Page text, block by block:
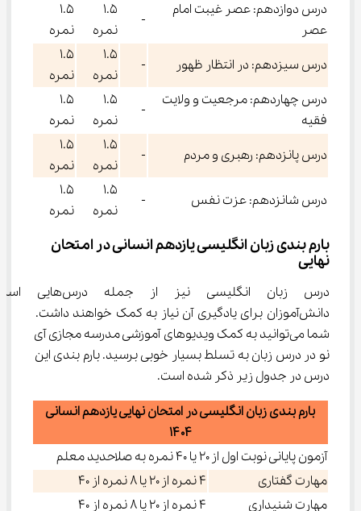
درس دوازدهم: عصر غیبت امام
عصر
-
۱.۵
نمره
۱.۵
نمره
درس سیزدهم: در انتظار ظهور
-
۱.۵
نمره
۱.۵
نمره
درس چهاردهم: مرجعیت و ولایت
فقیه
-
۱.۵
نمره
۱.۵
نمره
درس پانزدهم: رهبری و مردم
-
۱.۵
نمره
۱.۵
نمره
درس شانزدهم: عزت نفس
-
۱.۵
نمره
۱.۵
نمره
بارم بندی زبان انگلیسی یازدهم انسانی در امتحان
نهایی
درس زبان انگلیسی نیز از
دانش‌آموزان برای یادگیری آن نیاز به کمک خواهند داشت.
شما می‌توانید به کمک ویدیوهای آموزشی مدرسه مجازی آی
نو در درس زبان به تسلط بسیار خوبی برسید. بارم بندی این
درس در جدول زیر ذکر شده است.
بارم بندی زبان انگلیسی در امتحان نهایی یازدهم انسانی
۱۴۰۴
آزمون پایانی نوبت اول از ۲۰ یا ۴۰ نمره به صلاحدید معلم
مهارت گفتاری
۴ نمره از ۲۰ یا ۸ نمره از ۴۰
مهارت شنیداری
۴ نمره از ۲۰ یا ۸ نمره از ۴۰